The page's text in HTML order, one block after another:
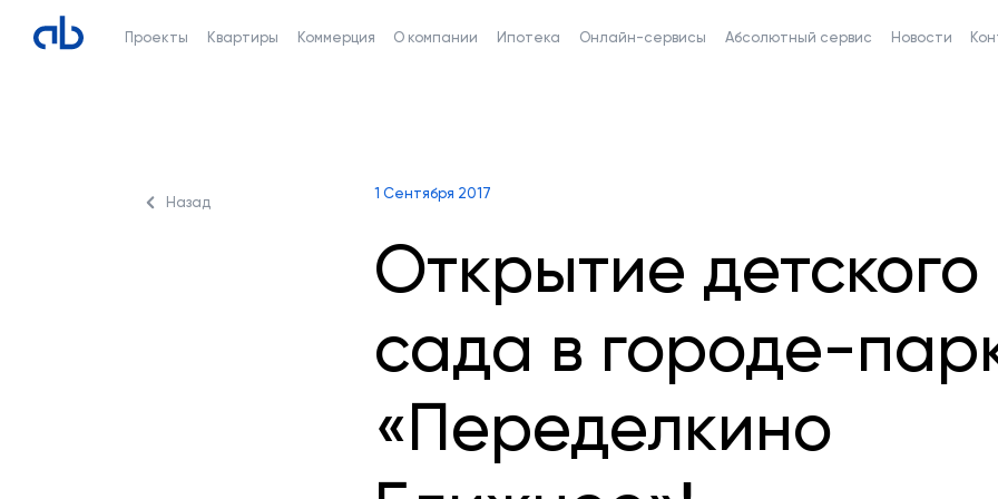
Проекты Квартиры Коммерция О компании Ипотека Онлайн-сервисы Абсолютный сервис Новости
Назад 1 Сентября 2017
Открытие детского
сада в городе-
«Переделкино